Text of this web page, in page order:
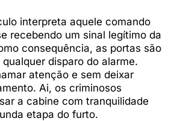
interpreta aquele comando
recebendo um sinal legítimo da
consequência, as portas são
disparo do alarme.
atenção e sem deixar
Ai, os criminosos
a cabine com tranquilidade
etapa do furto.